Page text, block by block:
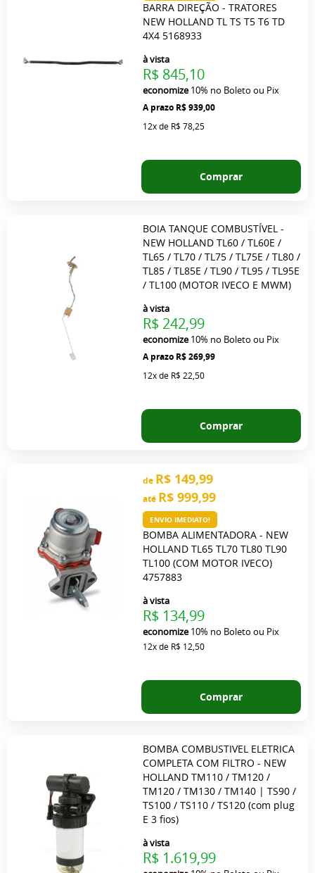
BARRA DIREÇÃO - TRATORES
NEW HOLLAND TL TS T5 T6 TD
4X4 5168933
R$ 939,00
à vista
R$ 845,10
economize10% no Boleto ou Pix
12xde R$ 78,25
Comprar
BOIA TANQUE COMBUSTÍVEL -
NEW HOLLAND TL60 / TL60E /
TL65 / TL70 / TL75 / TL75E / TL80 /
TL85 / TL85E / TL90 / TL95 / TL95E
/ TL100 (MOTOR IVECO E MWM)
R$ 269,99
à vista
R$ 242,99
economize10% no Boleto ou Pix
12xde R$ 22,50
Comprar
BOMBA ALIMENTADORA - NEW
HOLLAND TL65 TL70 TL80 TL90
TL100 (COM MOTOR IVECO)
4757883
de R$ 149,99
até R$ 999,99
à vista
R$ 134,99
economize10% no Boleto ou Pix
12xde R$ 12,50
ENVIO IMEDIATO!
Comprar
BOMBA COMBUSTIVEL ELETRICA
COMPLETA COM FILTRO - NEW
HOLLAND TM110 / TM120 /
TM120 / TM130 / TM140 | TS90 /
TS100 / TS110 / TS120 (com plug
E 3 fios)
à vista
R$ 1.619,99